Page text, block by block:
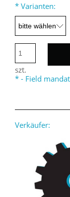
* Varianten:
szt.
* - Field
Verkäufer: